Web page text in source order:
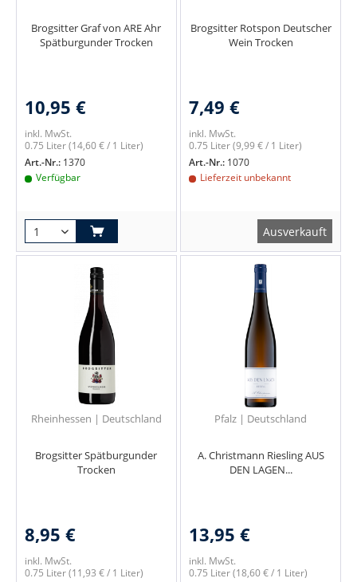
Brogsitter Graf von ARE Ahr
Spätburgunder Trocken
10,95 €
inkl. MwSt.
0.75 Liter(14,60 € / 1 Liter)
Art.-Nr.: 1370
Verfügbar
Brogsitter Rotspon Deutscher
Wein Trocken
7,49 €
inkl. MwSt.
0.75 Liter(9,99 € / 1 Liter)
Art.-Nr.: 1070
Lieferzeit unbekannt
Ausverkauft
Rheinhessen | Deutschland
Brogsitter Spätburgunder
Trocken
8,95 €
inkl. MwSt.
0.75 Liter(11,93 € / 1 Liter)
Pfalz | Deutschland
A. Christmann Riesling AUS
DEN LAGEN...
13,95 €
inkl. MwSt.
0.75 Liter(18,60 € / 1 Liter)